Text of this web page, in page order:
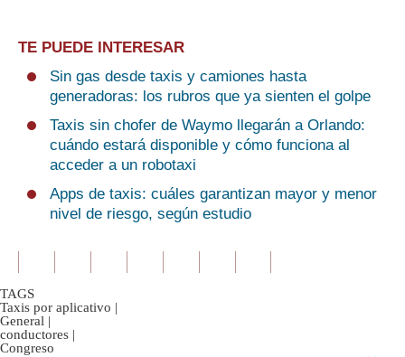
TE PUEDE INTERESAR
Sin gas desde taxis y camiones hasta
generadoras: los rubros que ya sienten el golpe
Taxis sin chofer de Waymo llegarán a Orlando:
cuándo estará disponible y cómo funciona al
acceder a un robotaxi
Apps de taxis: cuáles garantizan mayor y menor
nivel de riesgo, según estudio
TAGS
Taxis por aplicativo |
General |
conductores |
Congreso